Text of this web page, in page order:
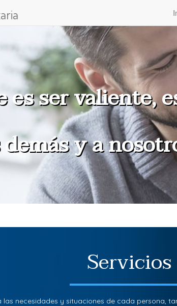
es ser valiente,
y a
Servicios
necesidades y situaciones de cada persona,